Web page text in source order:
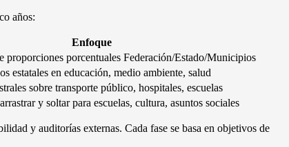
años:
Enfoque
proporciones porcentuales Federación/Estado/Municipios
estatales en educación, medio ambiente, salud
sobre transporte público, hospitales, escuelas
y soltar para escuelas, cultura, asuntos sociales
y auditorías externas. Cada fase se basa en objetivos de